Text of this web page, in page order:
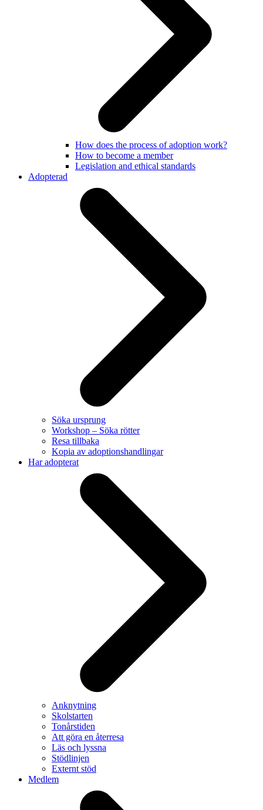
How does the process of adoption work?
How to become a member
Legislation and ethical standards
Adopterad
Söka ursprung
Workshop – Söka rötter
Resa tillbaka
Kopia av adoptionshandlingar
Har adopterat
Anknytning
Skolstarten
Tonårstiden
Att göra en återresa
Läs och lyssna
Stödlinjen
Externt stöd
Medlem